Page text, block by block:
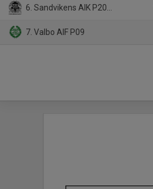
6. Sandvikens AIK P2008-10
7. Valbo AIF P09